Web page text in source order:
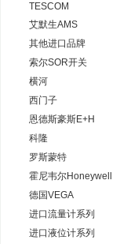
TESCOM
艾默生AMS
其他进口品牌
索尔SOR开关
横河
西门子
恩德斯豪斯E+H
科隆
罗斯蒙特
霍尼韦尔Honeywell
德国VEGA
进口流量计系列
进口液位计系列